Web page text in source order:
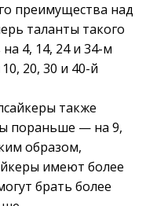
преимущества над
таланты такого
4, 14, 24 и 34-м
20, 30 и 40-й
также
пораньше — на 9,
образом,
имеют более
брать более